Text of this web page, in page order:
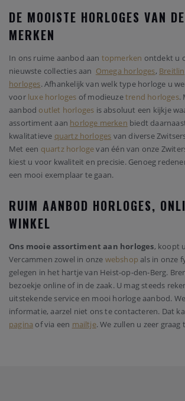
DE MOOISTE HORLOGES VAN
MERKEN
In ons ruime aanbod aan topmerken ontdekt u
nieuwste collecties aan Omega horloges,
horloges. Afhankelijk van welk type horloge u
voor luxe horloges of modieuzetrend horloges.
aanbod outlet horloges is absoluut een kijkje
assortiment aan horloge merken biedt
kwalitatieve quartz horloges van diverse
Met een quartz horlogevan één van onze
kiest u voor kwaliteit en precisie. Genoeg
een mooi exemplaar te gaan.
RUIM AANBOD HORLOGES,
WINKEL
Ons mooie assortiment aan horloges, koopt
Vercammen zowel in onze webshop als in onze
gelegen in het hartje van Heist-op-den-Berg.
bezoekje online of in de zaak. U mag steeds
uitstekende service en mooi horloge aanbod.
informatie, aarzel niet ons te contacteren. Dat
pagina of via een mailtje. We zullen u zeer